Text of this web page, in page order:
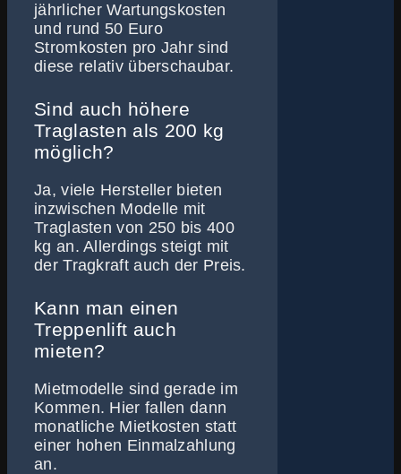
jährlicher Wartungskosten
und rund 50 Euro
Stromkosten pro Jahr sind
diese relativ überschaubar.
Sind auch höhere
Traglasten als 200 kg
möglich?
Ja, viele Hersteller bieten
inzwischen Modelle mit
Traglasten von 250 bis 400
kg an. Allerdings steigt mit
der Tragkraft auch der Preis.
Kann man einen
Treppenlift auch
mieten?
Mietmodelle sind gerade im
Kommen. Hier fallen dann
monatliche Mietkosten statt
einer hohen Einmalzahlung
an.